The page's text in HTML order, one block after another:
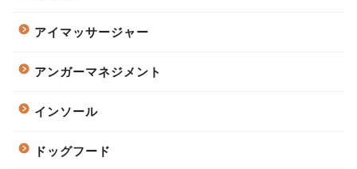
アイマッサージャー
アンガーマネジメント
インソール
ドッグフード